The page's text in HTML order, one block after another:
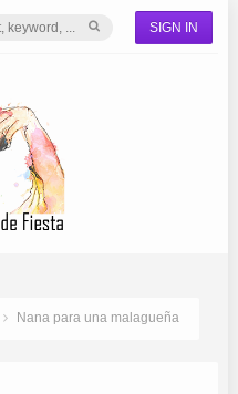
SIGN IN
Nana para una malagueña